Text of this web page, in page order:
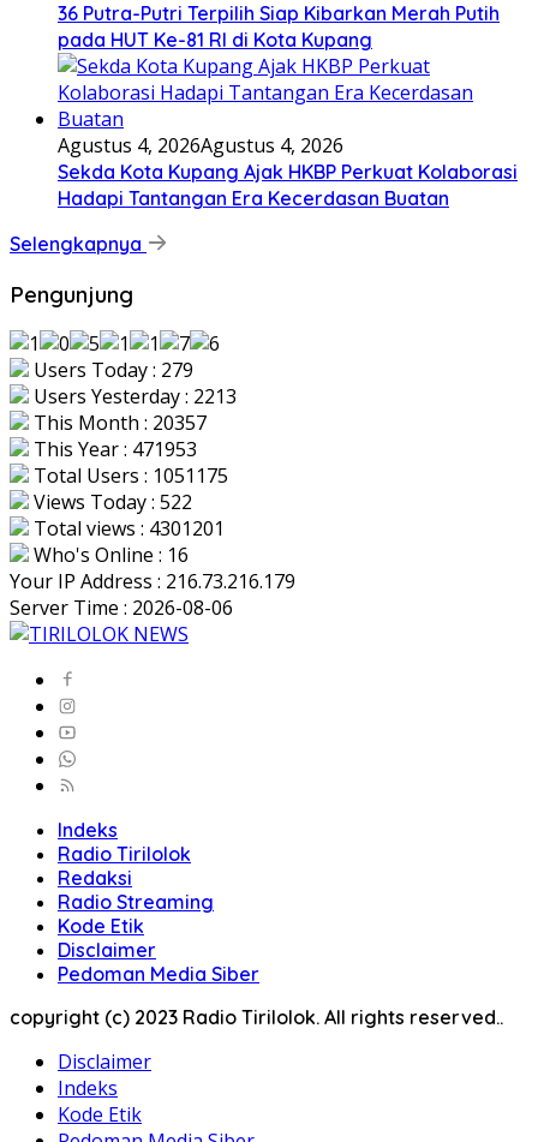
36 Putra-Putri Terpilih Siap Kibarkan Merah Putih
pada HUT Ke-81 RI di Kota Kupang
Agustus 4, 2026Agustus 4, 2026
Sekda Kota Kupang Ajak HKBP Perkuat Kolaborasi
Hadapi Tantangan Era Kecerdasan Buatan
Selengkapnya
Pengunjung
Users Today : 279
Users Yesterday : 2213
This Month : 20357
This Year : 471953
Total Users : 1051175
Views Today : 522
Total views : 4301201
Who's Online : 16
Your IP Address : 216.73.216.179
Server Time : 2026-08-06
Indeks
Radio Tirilolok
Redaksi
Radio Streaming
Kode Etik
Disclaimer
Pedoman Media Siber
copyright (c) 2023 Radio Tirilolok. All rights reserved..
Disclaimer
Indeks
Kode Etik